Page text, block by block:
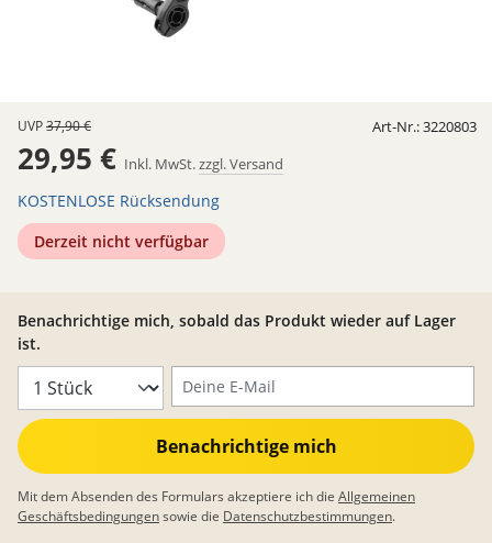
UVP37,90 €
29,95 € Inkl. MwSt.zzgl. Versand
KOSTENLOSE Rücksendung
Derzeit nicht verfügbar
Benachrichtige mich, sobald das Produkt wieder auf Lager
ist.
Benachrichtige mich
Mit dem Absenden des Formulars akzeptiere ich die Allgemeinen
Geschäftsbedingungensowie die Datenschutzbestimmungen.
Art-Nr.:3220803